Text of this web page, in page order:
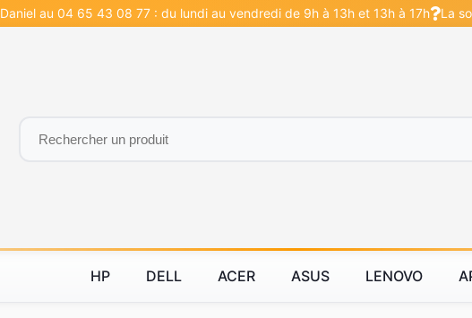
Daniel au 04 65 43 08 77 : du lundi au vendredi de 9h à 13h et 13h à 17h La
HP DELL ACER ASUS LENOVO